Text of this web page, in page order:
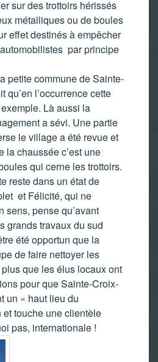
sur des trottoirs hérissés
métalliques ou de boules
effet destinés à empêcher
par principe
petite commune de Sainte-
qu’en l’occurrence cette
Là aussi la
a sévi. Une partie
le village a été revue et
la chaussée c’est une
qui cerne les trottoirs.
reste dans un état de
et Félicité, qui ne
sens, pense qu’avant
grands travaux du sud
été opportun que la
de faire nettoyer les
plus que les élus locaux ont
pour que Sainte-Croix-
un « haut lieu du
touche une clientèle
pas, internationale !